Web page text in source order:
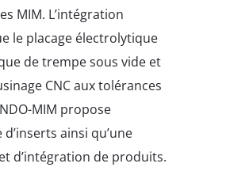
MIM. L’intégration
le placage électrolytique
de trempe sous vide et
CNC aux tolérances
MIM propose
ainsi qu’une
d’intégration de produits.